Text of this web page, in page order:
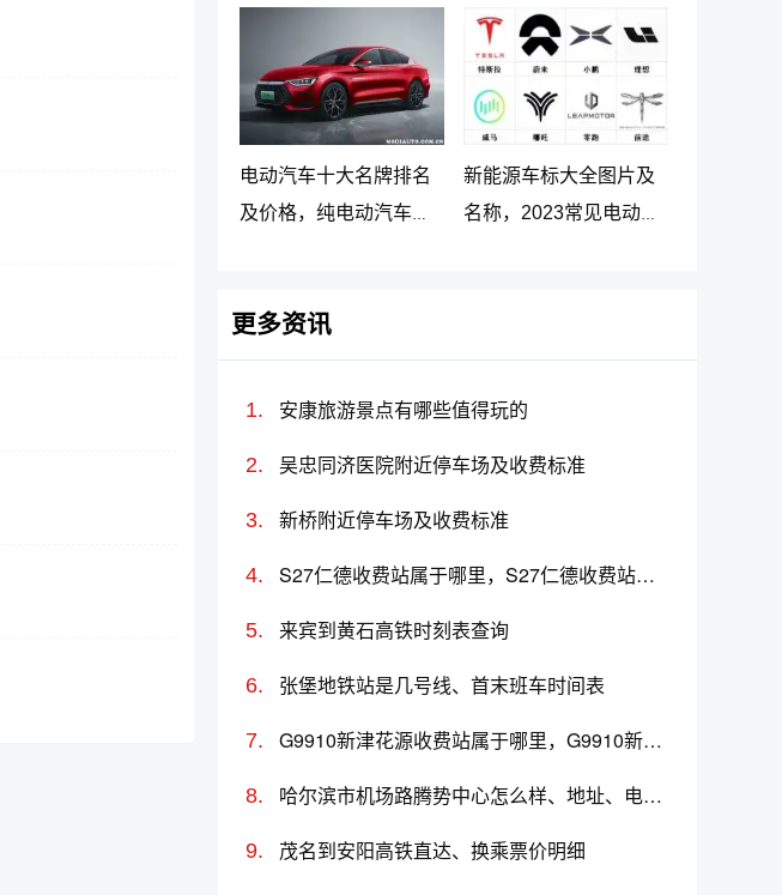
电动汽车十大名牌排名
及价格，纯电动汽车排
新能源车标大全图片及
名称，2023常见电动汽
更多资讯
安康旅游景点有哪些值得玩的
吴忠同济医院附近停车场及收费标准
新桥附近停车场及收费标准
S27仁德收费站属于哪里，S27仁德收费站入口的详细地址
来宾到黄石高铁时刻表查询
张堡地铁站是几号线、首末班车时间表
G9910新津花源收费站属于哪里，G9910新津花源收费站入口的详细地址
哈尔滨市机场路腾势中心怎么样、地址、电话、上班时间查询
茂名到安阳高铁直达、换乘票价明细